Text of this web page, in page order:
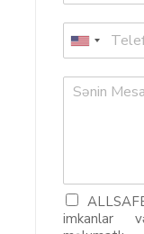
imkanlar